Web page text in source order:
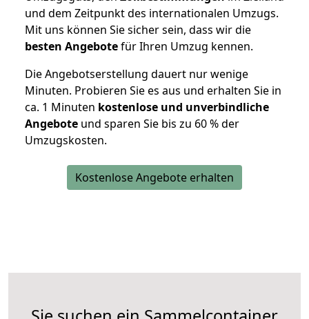
und dem Zeitpunkt des internationalen Umzugs.
Mit uns können Sie sicher sein, dass wir die
besten Angebotefür Ihren Umzug kennen.
Die Angebotserstellung dauert nur wenige
Minuten. Probieren Sie es aus und erhalten Sie in
ca. 1 Minuten kostenlose und unverbindliche
Angebote und sparen Sie bis zu 60 % der
Umzugskosten.
Kostenlose Angebote erhalten